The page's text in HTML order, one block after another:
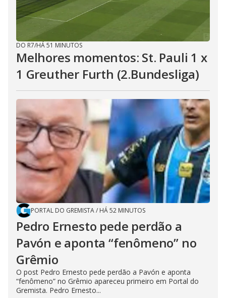
DO R7/HÁ 51 MINUTOS
Melhores momentos: St. Pauli 1 x
1 Greuther Furth (2.Bundesliga)
PORTAL DO GREMISTA/ HÁ 52 MINUTOS
Pedro Ernesto pede perdão a
Pavón e aponta “fenômeno” no
Grêmio
O post Pedro Ernesto pede perdão a Pavón e aponta
“fenômeno” no Grêmio apareceu primeiro em Portal do
Gremista. Pedro Ernesto...